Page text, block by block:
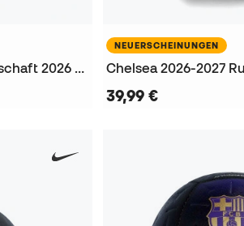
Deutschland Weltmeisterschaft 2026 Kappe
NEUERSCHEINUNGEN
Chelsea 2026-2027
39,99 €